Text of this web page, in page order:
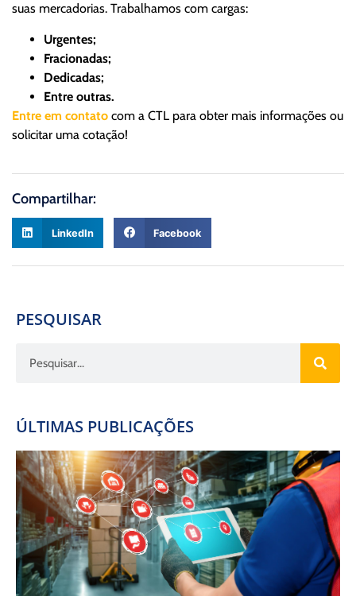
suas mercadorias. Trabalhamos com cargas:
Urgentes;
Fracionadas;
Dedicadas;
Entre outras.
Entre em contato com a CTL para obter mais informações ou
solicitar uma cotação!
Compartilhar:
LinkedIn Facebook
PESQUISAR
ÚLTIMAS PUBLICAÇÕES